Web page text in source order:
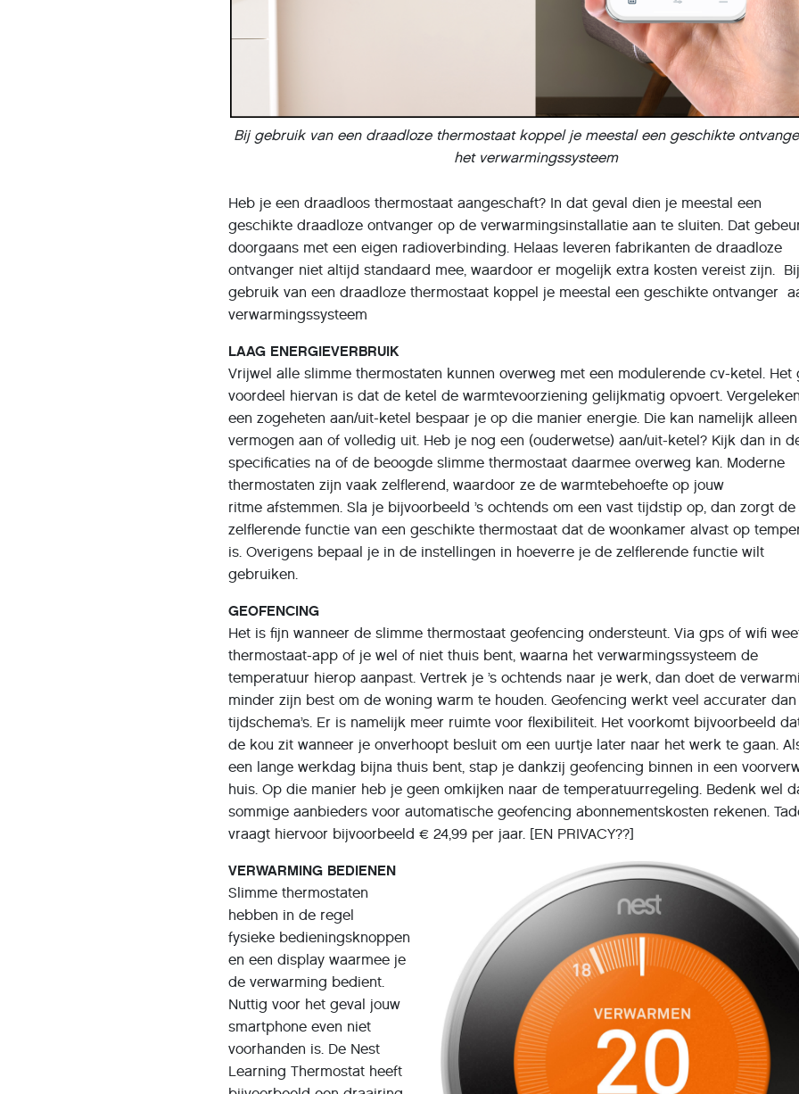
Bij gebruik van een draadloze thermostaat koppel je meestal een geschikte
het verwarmingssysteem
Heb je een draadloos thermostaat aangeschaft? In dat geval dien je meestal een
geschikte draadloze ontvanger op de verwarmingsinstallatie aan te sluiten. Dat
doorgaans met een eigen radioverbinding. Helaas leveren fabrikanten de draadloze
ontvanger niet altijd standaard mee, waardoor er mogelijk extra kosten vereist zijn. Bij
gebruik van een draadloze thermostaat koppel je meestal een geschikte ontvanger
verwarmingssysteem
LAAG ENERGIEVERBRUIK
Vrijwel alle slimme thermostaten kunnen overweg met een modulerende cv-ketel. Het
voordeel hiervan is dat de ketel de warmtevoorziening gelijkmatig opvoert.
een zogeheten aan/uit-ketel bespaar je op die manier energie. Die kan namelijk
vermogen aan of volledig uit. Heb je nog een (ouderwetse) aan/uit-ketel? Kijk dan in
specificaties na of de beoogde slimme thermostaat daarmee overweg kan. Moderne
thermostaten zijn vaak zelflerend, waardoor ze de warmtebehoefte op jouw
ritme afstemmen. Sla je bijvoorbeeld ’s ochtends om een vast tijdstip op, dan zorgt de
zelflerende functie van een geschikte thermostaat dat de woonkamer alvast op
is. Overigens bepaal je in de instellingen in hoeverre je de zelflerende functie wilt
gebruiken.
GEOFENCING
Het is fijn wanneer de slimme thermostaat geofencing ondersteunt. Via gps of wifi
thermostaat-app of je wel of niet thuis bent, waarna het verwarmingssysteem de
temperatuur hierop aanpast. Vertrek je ’s ochtends naar je werk, dan doet de
minder zijn best om de woning warm te houden. Geofencing werkt veel accurater dan
tijdschema’s. Er is namelijk meer ruimte voor flexibiliteit. Het voorkomt bijvoorbeeld
de kou zit wanneer je onverhoopt besluit om een uurtje later naar het werk te gaan.
een lange werkdag bijna thuis bent, stap je dankzij geofencing binnen in een
huis. Op die manier heb je geen omkijken naar de temperatuurregeling. Bedenk wel
sommige aanbieders voor automatische geofencing abonnementskosten rekenen.
vraagt hiervoor bijvoorbeeld € 24,99 per jaar. [EN PRIVACY??]
VERWARMING BEDIENEN
Slimme thermostaten
hebben in de regel
fysieke bedieningsknoppen
en een display waarmee je
de verwarming bedient.
Nuttig voor het geval jouw
smartphone even niet
voorhanden is. De Nest
Learning Thermostat heeft